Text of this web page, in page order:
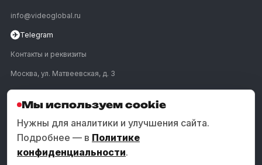
УСЛУГИ
info@videoglobal.ru
✈ Telegram
Контакты и реквизиты
Москва, ул. Матвеевская, д. 3
ПОЗВОНИТЬ
Мы используем cookie
Нужны для аналитики и улучшения сайта.
Подробнее — в Политике
конфиденциальности.